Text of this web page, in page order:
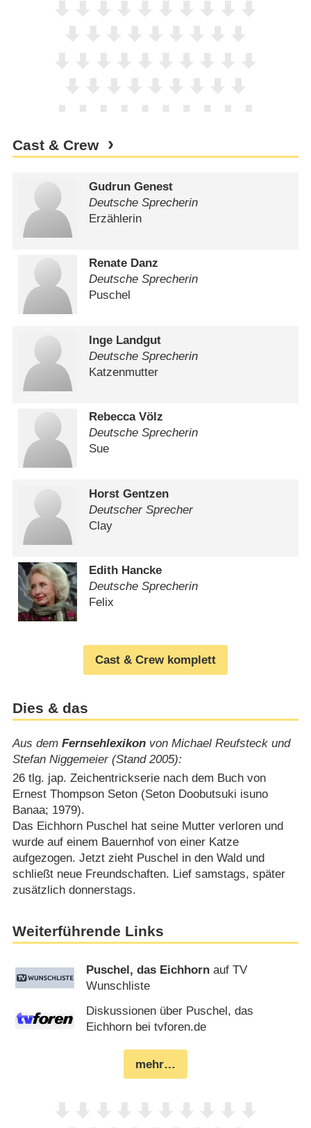
Cast & Crew
Gudrun Genest
Deutsche Sprecherin
Erzählerin
Renate Danz
Deutsche Sprecherin
Puschel
Inge Landgut
Deutsche Sprecherin
Katzenmutter
Rebecca Völz
Deutsche Sprecherin
Sue
Horst Gentzen
Deutscher Sprecher
Clay
Edith Hancke
Deutsche Sprecherin
Felix
Cast & Crew komplett
Dies & das
Aus dem Fernsehlexikonvon Michael Reufsteck und
Stefan Niggemeier (Stand 2005):
26 tlg. jap. Zeichentrickserie nach dem Buch von
Ernest Thompson Seton (Seton Doobutsuki isuno
Banaa; 1979).
Das Eichhorn Puschel hat seine Mutter verloren und
wurde auf einem Bauernhof von einer Katze
aufgezogen. Jetzt zieht Puschel in den Wald und
schließt neue Freundschaften. Lief samstags, später
zusätzlich donnerstags.
Weiterführende Links
Puschel, das Eichhorn auf TV
Wunschliste
Diskussionen über Puschel, das
Eichhorn bei tvforen.de
mehr…